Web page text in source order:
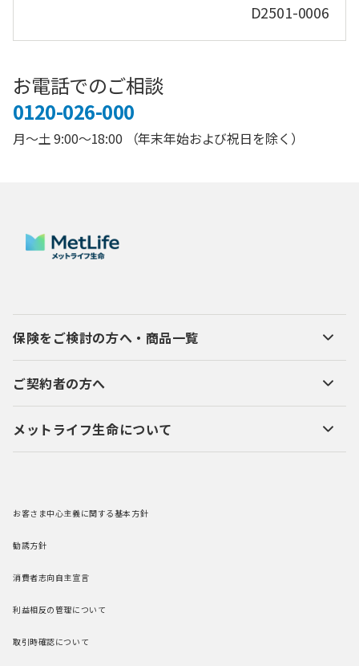
D2501-0006
お電話でのご相談
0120-026-000
月～土 9:00～18:00 （年末年始および祝日を除く）
保険をご検討の方へ・商品一覧
ご契約者の方へ
メットライフ生命について
お客さま中心主義に関する基本方針
勧誘方針
消費者志向自主宣言
利益相反の管理について
取引時確認について